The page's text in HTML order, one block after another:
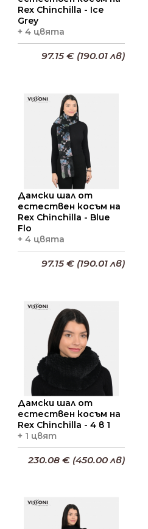
Rex Chinchilla - Ice
Grey
+ 4 цвята
Добави в кошницата
97.15 € (190.01 лв)
Дамски шал от
естествен косъм на
Rex Chinchilla - Blue
Flo
+ 4 цвята
Добави в кошницата
97.15 € (190.01 лв)
Дамски шал от
естествен косъм на
Rex Chinchilla - 4 в 1
+ 1 цвят
Добави в кошницата
230.08 € (450.00 лв)